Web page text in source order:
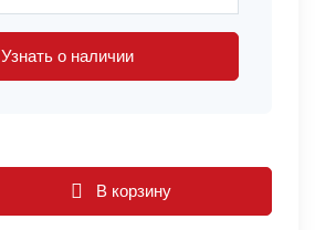
Узнать о наличии
В корзину